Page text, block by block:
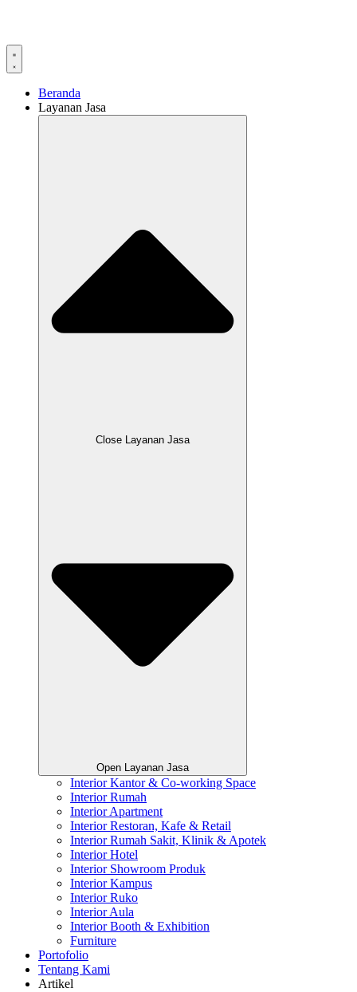
Beranda
Layanan Jasa
Close Layanan Jasa
Open Layanan Jasa
Interior Kantor & Co-working Space
Interior Rumah
Interior Apartment
Interior Restoran, Kafe & Retail
Interior Rumah Sakit, Klinik & Apotek
Interior Hotel
Interior Showroom Produk
Interior Kampus
Interior Ruko
Interior Aula
Interior Booth & Exhibition
Furniture
Portofolio
Tentang Kami
Artikel